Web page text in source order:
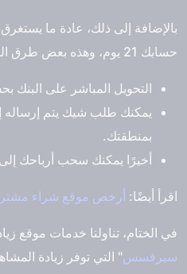
بالإضافة إلى ذلك، عادة ما
حسابك 21 يوم، وهذه بعض طرق السحب المتاحة لك:
التحويل المباشر على البنك
يمكنك طلب شيك يتم إرساله
بمنطقتك.
أخيرًا يمكنك سحب أرباحك
اقرأ أيضًا: أرخص موقع شراء
في الختام، تناولنا خدمات موقع
سيرفسس" التي توفر زيادة